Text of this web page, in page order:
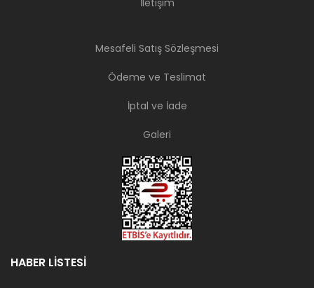
İletişim
Mesafeli Satış Sözleşmesi
Ödeme ve Teslimat
İptal ve İade
Galeri
HABER LİSTESİ